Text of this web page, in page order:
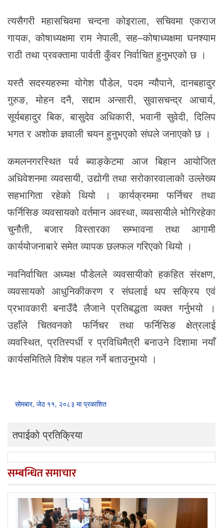
त्यसैगरी महासचिवमा चन्दना कोइराला, सचिवमा एकराज
गायक, कोषाध्यक्षमा राम नेपाली, सह–कोषाध्यक्षमा घनश्याम
राठी तथा प्रवक्तामा पार्वती कुँवर निर्वाचित हुनुभएको छ ।
यस्तै सदस्यहरुमा योगेश पौडेल, पदम न्यौपाने, दानबहादुर
गुरुङ, मोहन दनै, सद्दाम अन्सारी, सुवासचन्द्र आचार्य,
सूर्यबहादुर बिक, बासुदेव अधिकारी, भवानी सुवेदी, दिलिप
भगत र अशोक ज्ञवाली चयन हुनुभएको संघले जनाएको छ ।
कमलनगरस्थित पर्व ब्याङ्केटमा आज बिहान आयोजित
अधिवेशनमा व्यवसायी, उद्योगी तथा सरोकारवालाको उल्लेख्य
सहभागिता रहेको थियो । कार्यक्रममा फर्निचर तथा
फर्निसिङ व्यवसायको वर्तमान अवस्था, व्यवसायीले भोगिरहेका
चुनौती, बजार विस्तारका सम्भावना तथा आगामी
कार्ययोजनाबारे समेत व्यापक छलफल गरिएको थियो ।
नवनिर्वाचित अध्यक्ष पौडेलले व्यवसायीको हकहित संरक्षण,
व्यवसायको आधुनिकीकरण र संघलाई थप सक्रिय एवं
प्रभावकारी बनाउँदै लैजाने प्रतिबद्धता व्यक्त गर्नुभयो ।
उहाँले चितवनको फर्निचर तथा फर्निसिङ क्षेत्रलाई
व्यवस्थित, प्रतिस्पर्धी र प्रविधिमैत्री बनाउने दिशामा नयाँ
कार्यसमितिले विशेष पहल गर्ने बताउनुभयो ।
सोमबार, जेठ ११, २०८३ मा प्रकाशित
तपाईको प्रतिक्रिया
सम्बन्धित समाचार